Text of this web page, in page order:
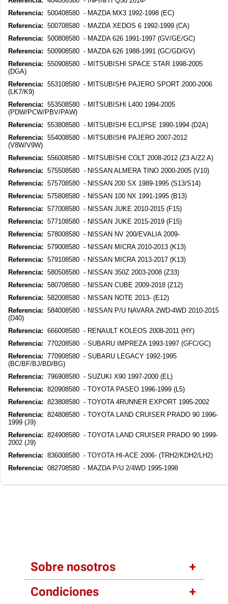
Referencia: 500408580 - MAZDA MX3 1992-1998 (EC)
Referencia: 500708580 - MAZDA XEDOS 6 1992-1999 (CA)
Referencia: 500808580 - MAZDA 626 1991-1997 (GV/GE/GC)
Referencia: 500908580 - MAZDA 626 1988-1991 (GC/GD/GV)
Referencia: 550908580 - MITSUBISHI SPACE STAR 1998-2005
(DGA)
Referencia: 553108580 - MITSUBISHI PAJERO SPORT 2000-2006
(LK7/K9)
Referencia: 553508580 - MITSUBISHI L400 1994-2005
(PDW/PCW/PBV/PAW)
Referencia: 553808580 - MITSUBISHI ECLIPSE 1990-1994 (D2A)
Referencia: 554008580 - MITSUBISHI PAJERO 2007-2012
(V8W/V9W)
Referencia: 556008580 - MITSUBISHI COLT 2008-2012 (Z3 A/Z2 A)
Referencia: 575508580 - NISSAN ALMERA TINO 2000-2005 (V10)
Referencia: 575708580 - NISSAN 200 SX 1989-1995 (S13/S14)
Referencia: 575808580 - NISSAN 100 NX 1991-1995 (B13)
Referencia: 577008580 - NISSAN JUKE 2010-2015 (F15)
Referencia: 577108580 - NISSAN JUKE 2015-2019 (F15)
Referencia: 578008580 - NISSAN NV 200/EVALIA 2009-
Referencia: 579008580 - NISSAN MICRA 2010-2013 (K13)
Referencia: 579108580 - NISSAN MICRA 2013-2017 (K13)
Referencia: 580508580 - NISSAN 350Z 2003-2008 (Z33)
Referencia: 580708580 - NISSAN CUBE 2009-2018 (Z12)
Referencia: 582008580 - NISSAN NOTE 2013- (E12)
Referencia: 584008580 - NISSAN P/U NAVARA 2WD-4WD 2010-2015
(D40)
Referencia: 666008580 - RENAULT KOLEOS 2008-2011 (HY)
Referencia: 770208580 - SUBARU IMPREZA 1993-1997 (GFC/GC)
Referencia: 770908580 - SUBARU LEGACY 1992-1995
(BC/BF/BJ/BD/BG)
Referencia: 796908580 - SUZUKI X90 1997-2000 (EL)
Referencia: 820908580 - TOYOTA PASEO 1996-1999 (L5)
Referencia: 823808580 - TOYOTA 4RUNNER EXPORT 1995-2002
Referencia: 824808580 - TOYOTA LAND CRUISER PRADO 90 1996-
1999 (J9)
Referencia: 824908580 - TOYOTA LAND CRUISER PRADO 90 1999-
2002 (J9)
Referencia: 836008580 - TOYOTA HI-ACE 2006- (TRH2/KDH2/LH2)
Referencia: 082708580 - MAZDA P/U 2/4WD 1995-1998
Sobre nosotros
Condiciones